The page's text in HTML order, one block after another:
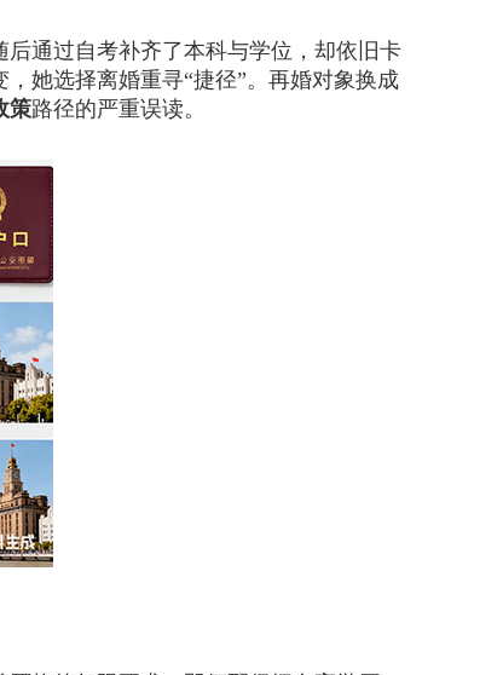
通过自考补齐了本科与学位，却依旧卡
她选择离婚重寻“捷径”。再婚对象换成
策路径的严重误读。